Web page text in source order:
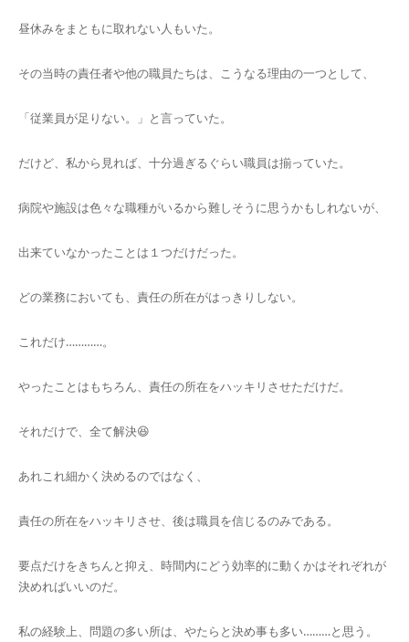
昼休みをまともに取れない人もいた。
その当時の責任者や他の職員たちは、こうなる理由の一つとして、
「従業員が足りない。」と言っていた。
だけど、私から見れば、十分過ぎるぐらい職員は揃っていた。
病院や施設は色々な職種がいるから難しそうに思うかもしれないが、
出来ていなかったことは１つだけだった。
どの業務においても、責任の所在がはっきりしない。
これだけ…………。
やったことはもちろん、責任の所在をハッキリさせただけだ。
それだけで、全て解決😆
あれこれ細かく決めるのではなく、
責任の所在をハッキリさせ、後は職員を信じるのみである。
要点だけをきちんと抑え、時間内にどう効率的に動くかはそれぞれが
決めればいいのだ。
私の経験上、問題の多い所は、やたらと決め事も多い………と思う。